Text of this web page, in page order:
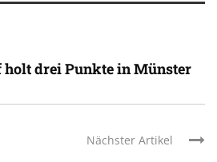
holt drei Punkte in Münster
Nächster Artikel